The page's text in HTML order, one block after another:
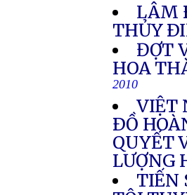
LÂM
THỦY
ĐỢT
HOA
2010
VIỆT
ÐỒ
QUYẾT
LƯỢNG
TIẾN